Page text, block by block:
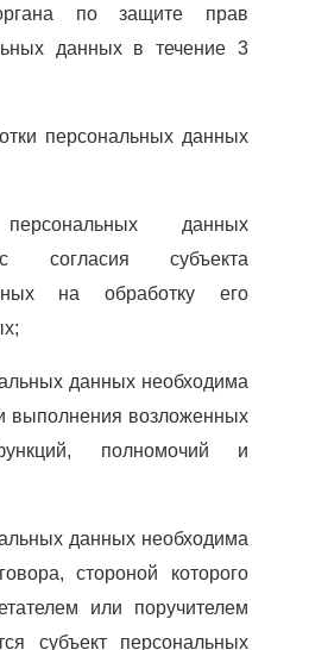
по защите прав
данных в течение 3
персональных данных
данных
согласия субъекта
на обработку его
данных необходима
выполнения возложенных
полномочий и
данных необходима
стороной которого
или поручителем
субъект персональных